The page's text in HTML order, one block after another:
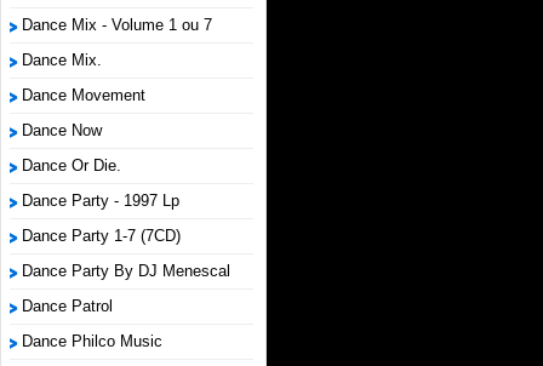
Dance Mix - Volume 1 ou 7
Dance Mix.
Dance Movement
Dance Now
Dance Or Die.
Dance Party - 1997 Lp
Dance Party 1-7 (7CD)
Dance Party By DJ Menescal
Dance Patrol
Dance Philco Music